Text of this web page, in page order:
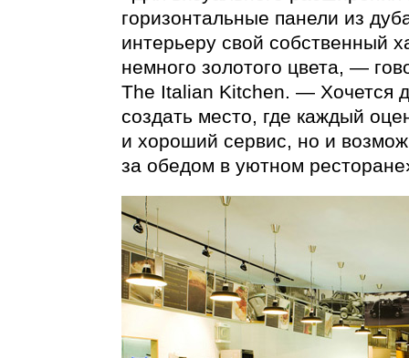
горизонтальные панели из
интерьеру свой собственный
немного золотого цвета, —
The Italian Kitchen. — Хочется
создать место, где каждый
и хороший сервис, но и
за обедом в уютном